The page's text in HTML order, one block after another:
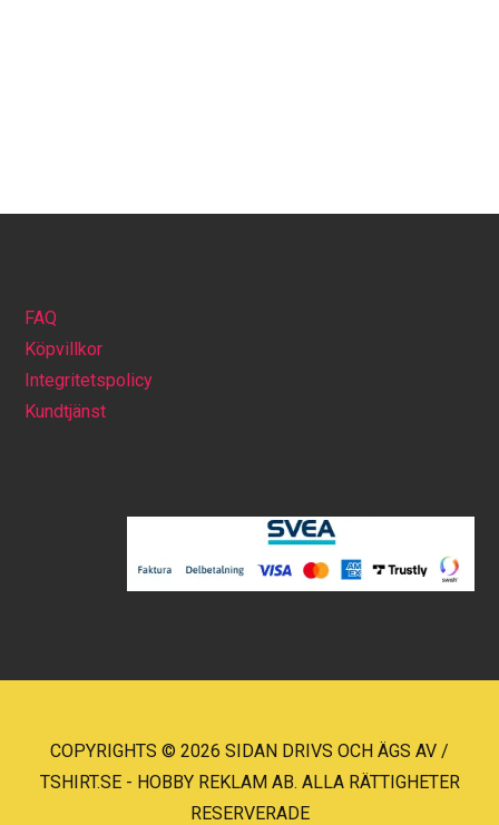
FAQ
Köpvillkor
Integritetspolicy
Kundtjänst
COPYRIGHTS © 2026 SIDAN DRIVS OCH ÄGS AV /
TSHIRT.SE - HOBBY REKLAM AB. ALLA RÄTTIGHETER
RESERVERADE